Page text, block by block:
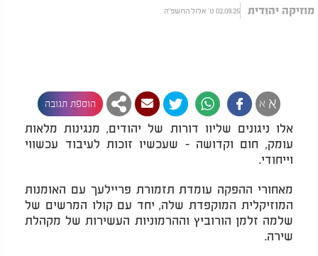
מוזיקה יהודית 02.09.25 ט' אלול התשפ"ה
א א הוספת תגובה
אלו ניגונים שליוו דורות של יהודים, מנגינות מלאות
עומק, חום וקדושה - שעכשיו זוכות לעיבוד עכשווי
וייחודי.
מאחורי ההפקה עומדת תזמורת פריילעך עם האומנות
המוזיקלית המוקפדת שלה, יחד עם קולו המרשים של
שלמה זלמן הורוביץ וההרמוניות העשירות של מקהלת
שירה.